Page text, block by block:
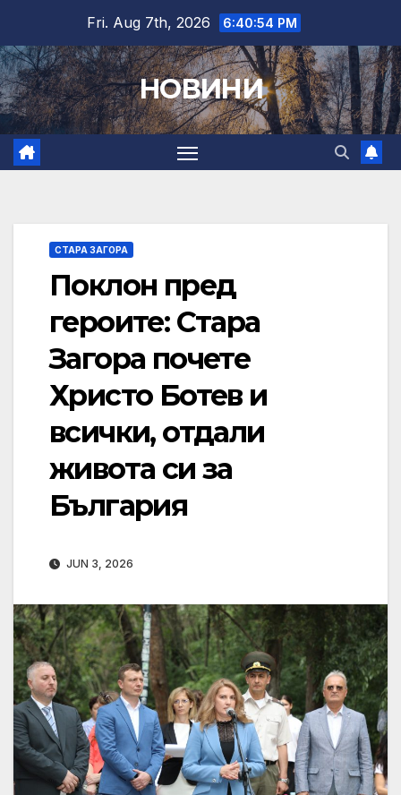
content
Fri. Aug 7th, 2026 6:40:55 PM
НОВИНИ
СТАРА ЗАГОРА
Поклон пред
героите: Стара
Загора почете
Христо Ботев и
всички, отдали
живота си за
България
JUN 3, 2026